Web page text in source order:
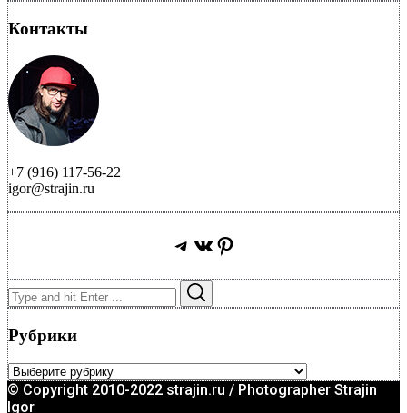
Контакты
+7 (916) 117-56-22
igor@strajin.ru
Telegram
ВКонтакте
Pinterest
Search
for:
Рубрики
Рубрики
© Copyright 2010-2022 strajin.ru / Photographer Strajin
Igor